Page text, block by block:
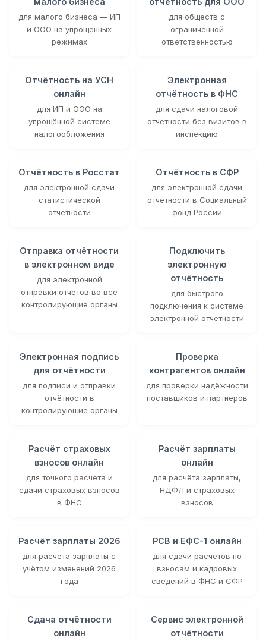
для малого бизнеса — ИП
и ООО на упрощённых
режимах
для обществ с
ограниченной
ответственностью
Отчётность на УСН
онлайн
для ИП и ООО на
упрощённой системе
налогообложения
Электронная
отчётность в ФНС
для сдачи налоговой
отчётности без визитов в
инспекцию
Отчётность в Росстат
для электронной сдачи
статистической
отчётности
Отчётность в СФР
для электронной сдачи
отчётности в Социальный
фонд России
Отправка отчётности
в электронном виде
для электронной
отправки отчётов во все
контролирующие органы
Подключить
электронную
отчётность
для быстрого
подключения к системе
электронной отчётности
Электронная подпись
для отчётности
для подписи и отправки
отчётности в
контролирующие органы
Проверка
контрагентов онлайн
для проверки надёжности
поставщиков и партнёров
Расчёт страховых
взносов онлайн
для точного расчёта и
сдачи страховых взносов
в ФНС
Расчёт зарплаты
онлайн
для расчёта зарплаты,
НДФЛ и страховых
взносов
Расчёт зарплаты 2026
для расчёта зарплаты с
учётом изменений 2026
года
РСВ и ЕФС-1 онлайн
для сдачи расчётов по
взносам и кадровых
сведений в ФНС и СФР
Сдача отчётности
онлайн
Сервис электронной
отчётности